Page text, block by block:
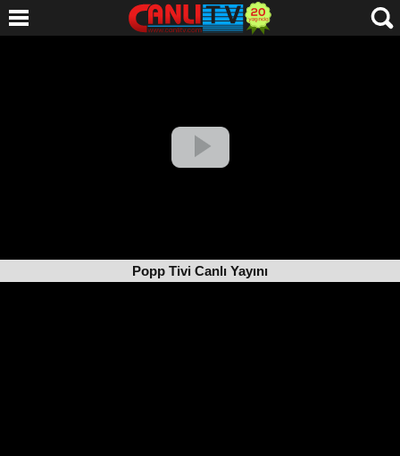
Popp Tivi Canlı Yayını